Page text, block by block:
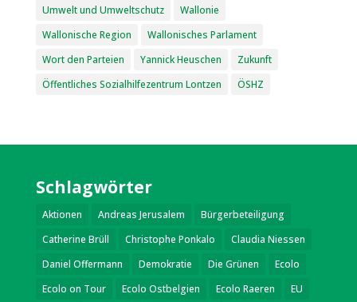
Umwelt und Umweltschutz
Wallonie
Wallonische Region
Wallonisches Parlament
Wort den Parteien
Yannick Heuschen
Zukunft
Öffentliches Sozialhilfezentrum Lontzen
ÖSHZ
Schlagwörter
Aktionen Andreas Jerusalem
Bürgerbeteiligung
Catherine Brüll
Christophe Ponkalo
Claudia Niessen
Daniel Offermann
Demokratie Die Grünen
Ecolo
Ecolo on Tour
Ecolo Ostbelgien Ecolo Raeren
EU